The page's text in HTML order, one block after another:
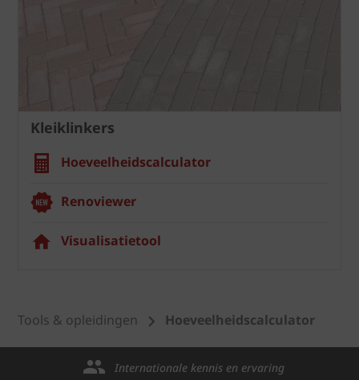
Kleiklinkers
Hoeveelheidscalculator
Renoviewer
Visualisatietool
Tools & opleidingen Hoeveelheidscalculator
Internationale kennis en ervaring